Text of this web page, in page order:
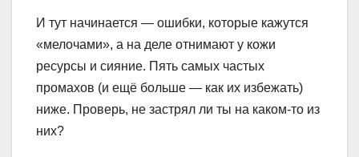
И тут начинается — ошибки, которые кажутся
«мелочами», а на деле отнимают у кожи
ресурсы и сияние. Пять самых частых
промахов (и ещё больше — как их избежать)
ниже. Проверь, не застрял ли ты на каком-то из
них?